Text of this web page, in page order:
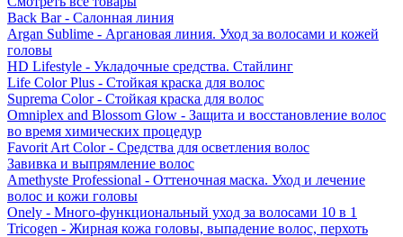
Back Bar - Салонная линия
Argan Sublime - Аргановая линия. Уход за волосами и кожей
головы
HD Lifestyle - Укладочные средства. Стайлинг
Life Color Plus - Стойкая краска для волос
Suprema Color - Стойкая краска для волос
Omniplex and Blossom Glow - Защита и восстановление волос
во время химических процедур
Favorit Art Color - Средства для осветления волос
Завивка и выпрямление волос
Amethyste Professional - Оттеночная маска. Уход и лечение
волос и кожи головы
Onely - Много-функциональный уход за волосами 10 в 1
Tricogen - Жирная кожа головы, выпадение волос, перхоть